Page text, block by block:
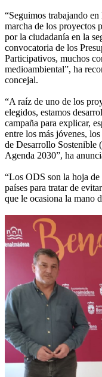
“Seguimos trabajando en
marcha de los proyectos
por la ciudadanía en la
convocatoria de los
Participativos, muchos
medioambiental”, ha
concejal.
“A raíz de uno de los
elegidos, estamos
campaña para explicar,
entre los más jóvenes,
de Desarrollo Sostenible
Agenda 2030”, ha
“Los ODS son la hoja
países para tratar de
que le ocasiona la mano